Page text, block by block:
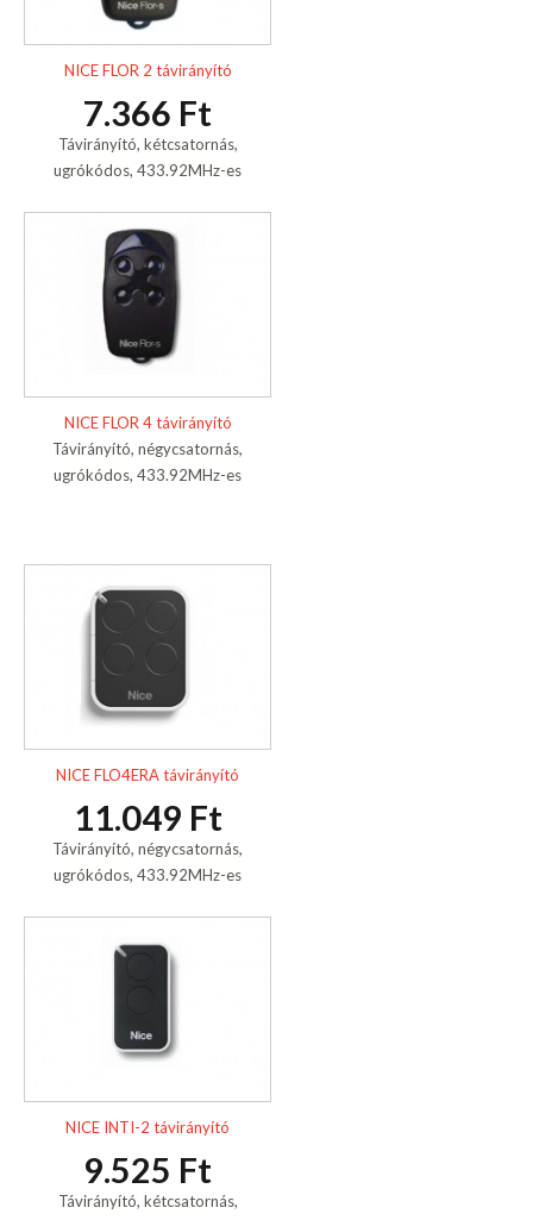
NICE FLOR 2 távirányító
7.366 Ft
Távirányító, kétcsatornás,
ugrókódos, 433.92MHz-es
NICE FLOR 4 távirányító
Távirányító, négycsatornás,
ugrókódos, 433.92MHz-es
NICE FLO4ERA távirányító
11.049 Ft
Távirányító, négycsatornás,
ugrókódos, 433.92MHz-es
NICE INTI-2 távirányító
9.525 Ft
Távirányító, kétcsatornás,